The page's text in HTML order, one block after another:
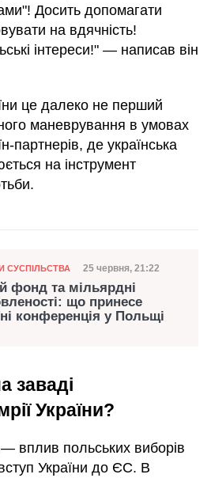
Досить допомагати
на вдячність!
інтереси!" — написав він
це далеко не перший
маневрування в умовах
партнерів, де українська
на інструмент
СУСПІЛЬСТВА Дата публікації
25 червня, 21:22
фонд та мільярдні
що принесе
конференція у Польщі
заваді
України?
вплив польських виборів
України до ЄС. В